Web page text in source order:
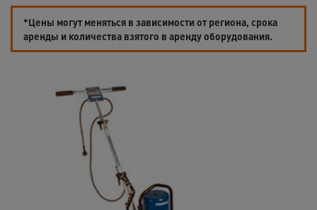
*Цены могут меняться в зависимости от региона, срока
аренды и количества взятого в аренду оборудования.